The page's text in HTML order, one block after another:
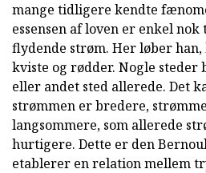
mange tidligere kendte
essensen af loven er enkel
flydende strøm. Her løber
kviste og rødder. Nogle
eller andet sted allerede. Det
strømmen er bredere,
langsommere, som allerede
hurtigere. Dette er den
etablerer en relation mellem